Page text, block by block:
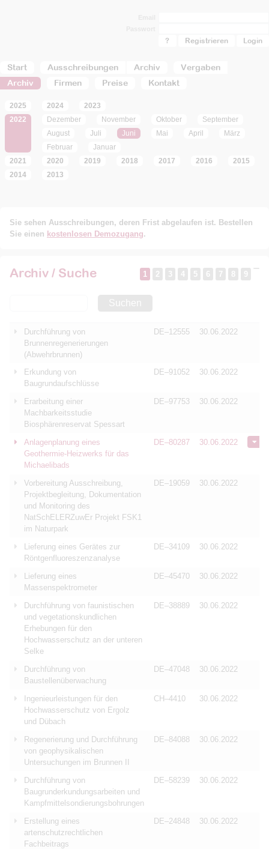
Start Ausschreibungen Archiv
Vergaben
Archiv
Firmen Preise Kontakt
? Registrieren
2025 2024
2023
2022
Dezember November Oktober
September
August
Juli Juni Mai April
März
Februar
Januar
2021
2020 2019 2018 2017 2016
2015
2014
2013
Sie sehen Ausschreibungen, deren Frist abgelaufen ist. Bestellen
Sie einen kostenlosen Demozugang.
Archiv / Suche 1 2 3 4 5 6 7 8 9
Suchen
Durchführung von
Brunnenregenerierungen
(Abwehrbrunnen)
DE–12555 30.06.2022
Erkundung von
Baugrundaufschlüsse
DE–91052 30.06.2022
Erarbeitung einer
Machbarkeitsstudie
Biosphärenreservat Spessart
DE–97753 30.06.2022
Anlagenplanung eines
Geothermie-Heizwerks für das
Michaelibads
DE–80287 30.06.2022
Vorbereitung Ausschreibung,
Projektbegleitung, Dokumentation
und Monitoring des
NatSchELERZuwEr Projekt FSK1
im Naturpark
DE–19059 30.06.2022
Lieferung eines Gerätes zur
Röntgenfluoreszenzanalyse
DE–34109 30.06.2022
Lieferung eines
Massenspektrometer
DE–45470 30.06.2022
Durchführung von faunistischen
und vegetationskundlichen
Erhebungen für den
Hochwasserschutz an der unteren
Selke
DE–38889 30.06.2022
Durchführung von
Baustellenüberwachung
DE–47048 30.06.2022
Ingenieurleistungen für den
Hochwasserschutz von Ergolz
und Dübach
CH–4410 30.06.2022
Regenerierung und Durchführung
von geophysikalischen
Untersuchungen im Brunnen II
DE–84088 30.06.2022
Durchführung von
Baugrunderkundungsarbeiten und
Kampfmittelsondierungsbohrungen
DE–58239 30.06.2022
Erstellung eines
artenschutzrechtlichen
Fachbeitrags
DE–24848 30.06.2022